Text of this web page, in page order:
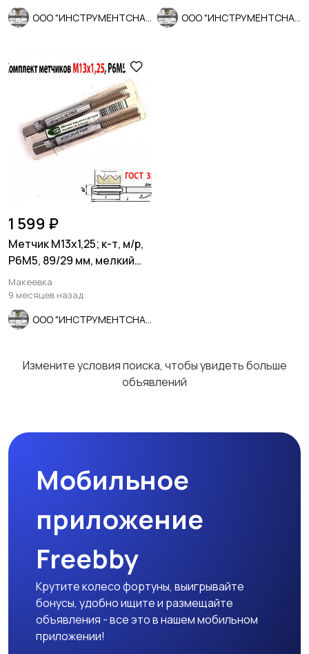
1 599 ₽
Метчик М13х1,25; к-т, м/р,
Р6М5, 89/29 мм, мелкий
шаг, ГОСТ 3266-81
Макеевка
9 месяцев назад
Измените условия поиска, чтобы увидеть больше
объявлений
Мобильное
приложение
Freebby
Крутите колесо фортуны, выигрывайте
бонусы, удобно ищите и размещайте
объявления - все это в нашем мобильном
приложении!